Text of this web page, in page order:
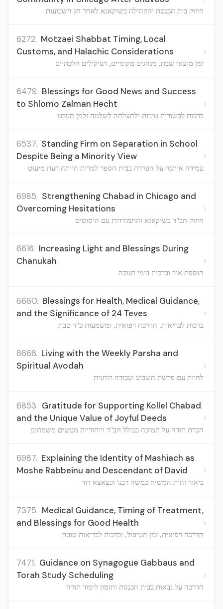
חיזוק בית הכנסת והקהילה בשיקאגא לאחר חג השבועות
6272. Motzaei Shabbat Timing, Local
Customs, and Halachic Considerations
זמן מוצאי שבת, מנהגים מקומיים, ושיקולים הלכתיים
›
6479. Blessings for Good News and Success
to Shlomo Zalman Hecht
ברכות לבשורות טובות ולהצלחה לשלמה זלמן העכט
›
6537. Standing Firm on Separation in School
Despite Being a Minority View
עמידה איתנה על הפרדה בבית הספר למרות היותה דעת מיעוט
›
6985. Strengthening Chabad in Chicago and
Overcoming Hesitations
חיזוק חב"ד בשיקאגא והתמודדות עם היסוסים
›
6616. Increasing Light and Blessings During
Chanukah
הוספת אור וברכות בימי חנוכה
›
6660. Blessings for Health, Medical Guidance,
and the Significance of 24 Teves
ברכות לבריאות, הדרכה רפואית, ומשמעות כ"ד טבת
›
6666. Living with the Weekly Parsha and
Spiritual Avodah
לחיות עם פרשת השבוע ועבודה רוחנית
›
6853. Gratitude for Supporting Kollel Chabad
and the Unique Value of Joyful Deeds
הכרת תודה על תמיכה בכולל חב"ד וייחודיות מעשים משמחים
›
6987. Explaining the Identity of Mashiach as
Moshe Rabbeinu and Descendant of David
ביאור זהות המשיח כמשה רבנו וכצאצא דוד
›
7375. Medical Guidance, Timing of Treatment,
and Blessings for Good Health
הדרכה רפואית, זמן הטיפול, וברכות לבריאות טובה
›
7471. Guidance on Synagogue Gabbaus and
Torah Study Scheduling
הדרכה על גבאות בבית הכנסת ותזמון לימוד תורה
›